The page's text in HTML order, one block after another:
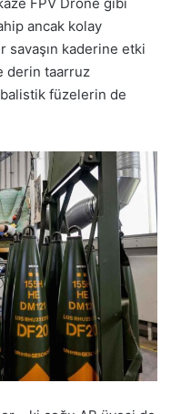
ancak kolay
kaderine etki
derin taarruz
füzelerin de